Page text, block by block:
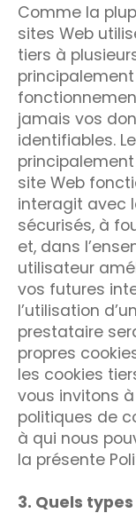
Comme la
sites Web
tiers à
jamais vos
identifiables.
site Web
interagit avec
sécurisés, à
et, dans
utilisateur
vos futures
l’utilisation
prestataire
propres
les cookies
vous invitons
politiques de
à qui nous
la présente
3. Quels